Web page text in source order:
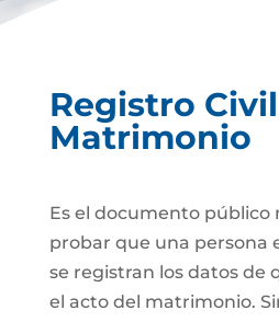
Registro
Matrimonio
Es el documento público
probar que una persona
se registran los datos de
el acto del matrimonio.